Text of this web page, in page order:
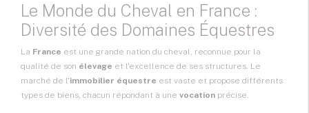
Le Monde du Cheval en France :
Diversité des Domaines Équestres
La France est une grande nation du cheval, reconnue pour la
qualité de son élevage et l'excellence de ses structures. Le
marché de l'immobilier équestre est vaste et propose différents
types de biens, chacun répondant à une vocation précise.